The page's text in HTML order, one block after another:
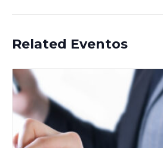
Related Eventos